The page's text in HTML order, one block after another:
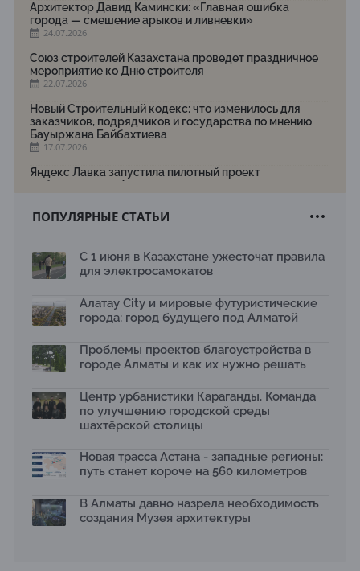
Архитектор Давид Камински: «Главная ошибка
города — смешение арыков и ливневки»
24.07.2026
Союз строителей Казахстана проведет праздничное
мероприятие ко Дню строителя
22.07.2026
Новый Строительный кодекс: что изменилось для
заказчиков, подрядчиков и государства по мнению
Бауыржана Байбахтиева
17.07.2026
Яндекс Лавка запустила пилотный проект
рободоставки в Астане
Архитектурная премия SÄULE ARCHITEKTURPREIS
Первый Дом правительства Алматы станет главной
13.07.2026
В столичном детсаду подвели итоги акции «Таза
отходам
08.07.2026
общественных пространств
06.07.2026
температуру и здоровье людей
03.07.2026
сильных дождей в горах Алматы
02.07.2026
ПОПУЛЯРНЫЕ СТАТЬИ
С 1 июня в Казахстане ужесточат правила
для электросамокатов
Алатау City и мировые футуристические
города: город будущего под Алматой
Проблемы проектов благоустройства в
городе Алматы и как их нужно решать
Центр урбанистики Караганды. Команда
по улучшению городской среды
шахтёрской столицы
Новая трасса Астана - западные регионы:
путь станет короче на 560 километров
В Алматы давно назрела необходимость
создания Музея архитектуры